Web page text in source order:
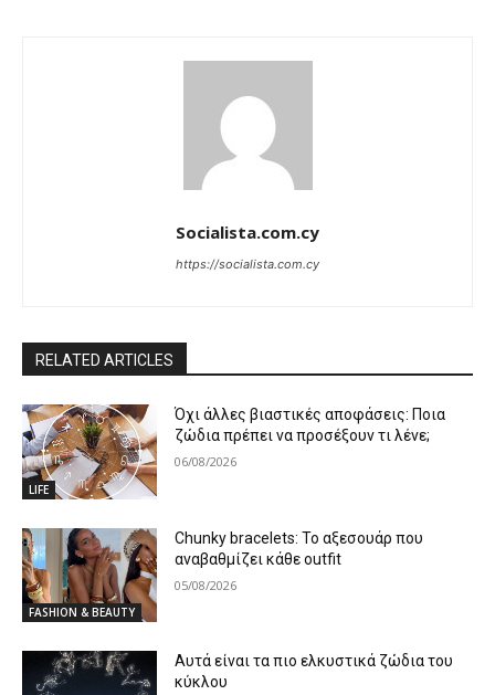
Socialista.com.cy
https://socialista.com.cy
RELATED ARTICLES
LIFE
Όχι άλλες βιαστικές αποφάσεις: Ποια
ζώδια πρέπει να προσέξουν τι λένε;
06/08/2026
FASHION & BEAUTY
Chunky bracelets: Το αξεσουάρ που
αναβαθμίζει κάθε outfit
05/08/2026
Αυτά είναι τα πιο ελκυστικά ζώδια του
κύκλου